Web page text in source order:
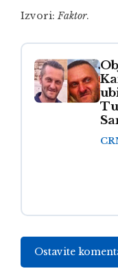
Izvori: Faktor.
Ostavite